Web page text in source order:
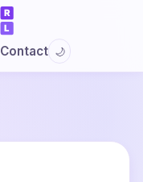
Contact 🌙